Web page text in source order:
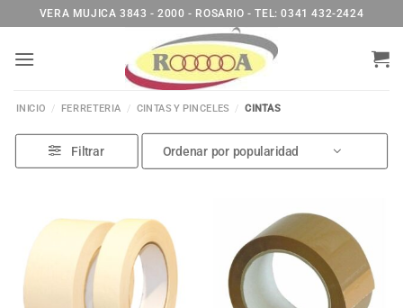
al
contenido
VERA MUJICA 3843 - 2000 - ROSARIO - TEL: 0341 432-2424
INICIO / FERRETERIA / CINTAS Y PINCELES / CINTAS
Filtrar